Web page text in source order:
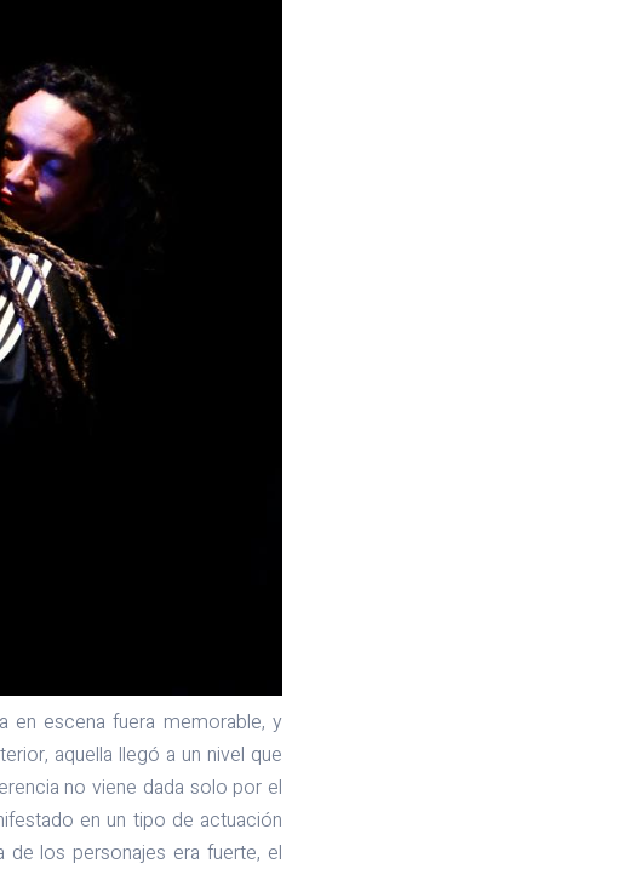
en escena fuera memorable, y
aquella llegó a un nivel que
no viene dada solo por el
en un tipo de actuación
los personajes era fuerte, el